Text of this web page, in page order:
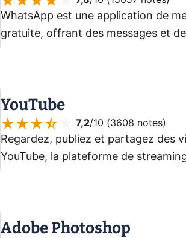
WhatsApp est une application de
gratuite, offrant des messages et
YouTube
7,2/10 (3608 notes)
Regardez, publiez et partagez des
YouTube, la plateforme de
Adobe Photoshop